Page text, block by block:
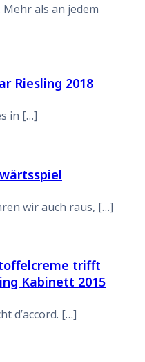
als an jedem
Riesling 2018
in […]
wir auch raus, […]
trifft
Kabinett 2015
d’accord. […]